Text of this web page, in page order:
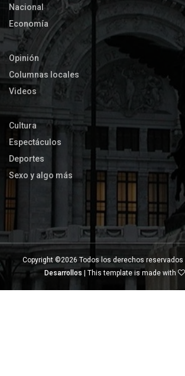
Nacional
Economía
Opinión
Columnas locales
Videos
Cultura
Espectáculos
Deportes
Sexo y algo más
Copyright ©2026 Todos los derechos reservados |
Desarrollos | This template is made with